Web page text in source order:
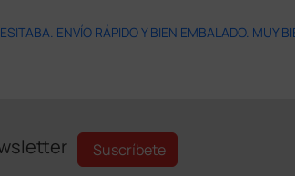
ENVÍO RÁPIDO Y BIEN EMBALADO. MUY
Suscríbete